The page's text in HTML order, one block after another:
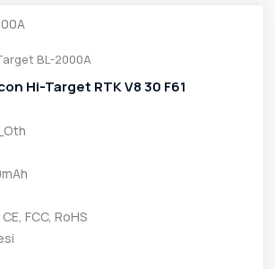
BL-2000A
Hi-Target RTK V8 30 F61
FCC, RoHS